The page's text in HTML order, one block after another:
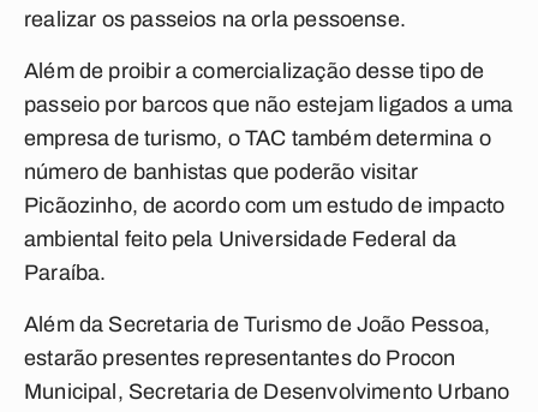
realizar os passeios na orla pessoense.
Além de proibir a comercialização desse tipo de
passeio por barcos que não estejam ligados a uma
empresa de turismo, o TAC também determina o
número de banhistas que poderão visitar
Picãozinho, de acordo com um estudo de impacto
ambiental feito pela Universidade Federal da
Paraíba.
Além da Secretaria de Turismo de João Pessoa,
estarão presentes representantes do Procon
Municipal, Secretaria de Desenvolvimento Urbano